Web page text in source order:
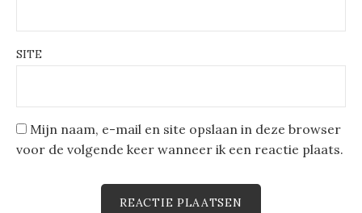
SITE
Mijn naam, e-mail en site opslaan in deze browser
voor de volgende keer wanneer ik een reactie plaats.